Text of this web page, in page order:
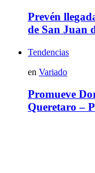
Prevén
de San Juan
Tendencias
en Variado
Promueve
Queretaro –